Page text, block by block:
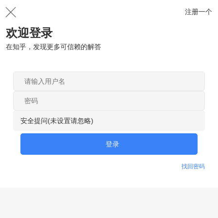
注册一个
欢迎登录
在知乎，发现更多可信赖的解答
安全提问(未设置请忽略)
登录
找回密码